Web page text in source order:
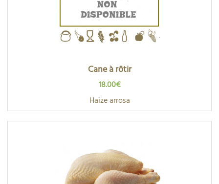
Cane à rôtir
18.00€
Haize arrosa